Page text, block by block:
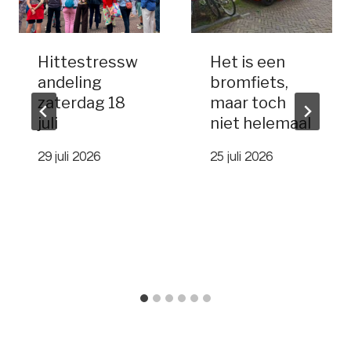
Hittestressw
andeling
zaterdag 18
juli
29 juli 2026
Het is een
bromfiets,
maar toch
niet helemaal
25 juli 2026